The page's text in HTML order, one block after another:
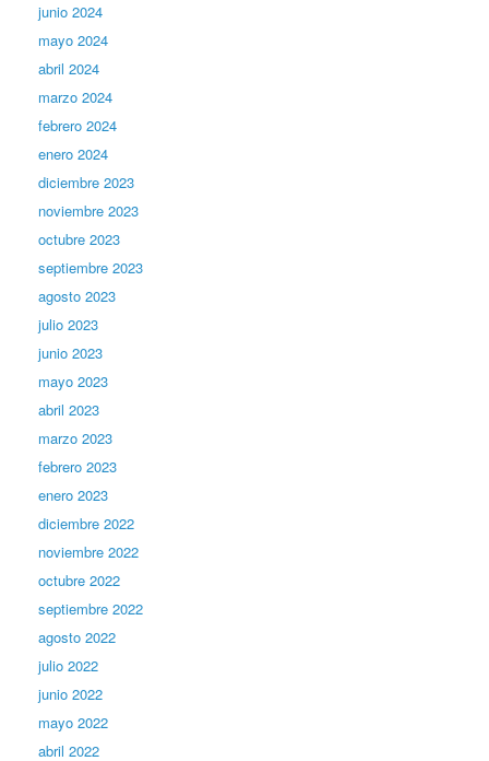
junio 2024
mayo 2024
abril 2024
marzo 2024
febrero 2024
enero 2024
diciembre 2023
noviembre 2023
octubre 2023
septiembre 2023
agosto 2023
julio 2023
junio 2023
mayo 2023
abril 2023
marzo 2023
febrero 2023
enero 2023
diciembre 2022
noviembre 2022
octubre 2022
septiembre 2022
agosto 2022
julio 2022
junio 2022
mayo 2022
abril 2022